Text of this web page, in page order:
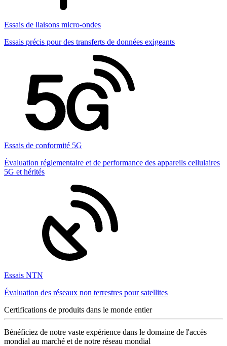
Essais de liaisons micro-ondes
Essais précis pour des transferts de données exigeants
Essais de conformité 5G
Évaluation réglementaire et de performance des appareils cellulaires
5G et hérités
Essais NTN
Évaluation des réseaux non terrestres pour satellites
Certifications de produits dans le monde entier
Bénéficiez de notre vaste expérience dans le domaine de l'accès
mondial au marché et de notre réseau mondial